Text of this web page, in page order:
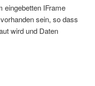
eingebetten IFrame
sein, so dass
wird und Daten